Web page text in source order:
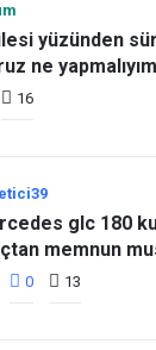
yüzünden
ne
16
glc 180
memnun
0 13